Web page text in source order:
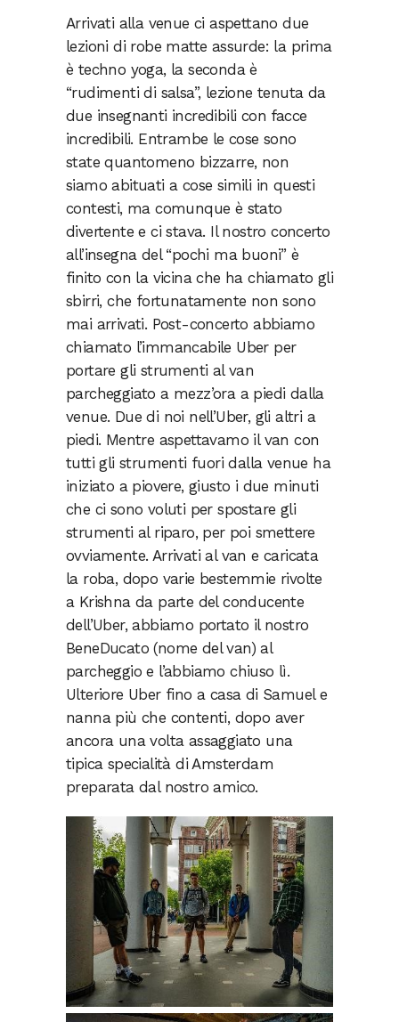
Arrivati alla venue ci aspettano due
lezioni di robe matte assurde: la prima
è techno yoga, la seconda è
“rudimenti di salsa”, lezione tenuta da
due insegnanti incredibili con facce
incredibili. Entrambe le cose sono
state quantomeno bizzarre, non
siamo abituati a cose simili in questi
contesti, ma comunque è stato
divertente e ci stava. Il nostro concerto
all’insegna del “pochi ma buoni” è
finito con la vicina che ha chiamato gli
sbirri, che fortunatamente non sono
mai arrivati. Post-concerto abbiamo
chiamato l’immancabile Uber per
portare gli strumenti al van
parcheggiato a mezz’ora a piedi dalla
venue. Due di noi nell’Uber, gli altri a
piedi. Mentre aspettavamo il van con
tutti gli strumenti fuori dalla venue ha
iniziato a piovere, giusto i due minuti
che ci sono voluti per spostare gli
strumenti al riparo, per poi smettere
ovviamente. Arrivati al van e caricata
la roba, dopo varie bestemmie rivolte
a Krishna da parte del conducente
dell’Uber, abbiamo portato il nostro
BeneDucato (nome del van) al
parcheggio e l’abbiamo chiuso lì.
Ulteriore Uber fino a casa di Samuel e
nanna più che contenti, dopo aver
ancora una volta assaggiato una
tipica specialità di Amsterdam
preparata dal nostro amico.